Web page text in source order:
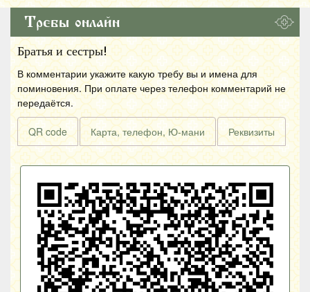
Требы онлайн
Братья и сестры!
В комментарии укажите какую требу вы и имена для
поминовения. При оплате через телефон комментарий не
передаётся.
QR code Карта, телефон, Ю-мани Реквизиты